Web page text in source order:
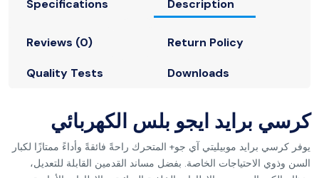
Description
Specifications
Return Policy
Reviews (0)
Downloads
Quality Tests
كرسي برايد ايجو بلس الكهربائي
يوفر كرسي برايد موبيليتي آي جو+ المتحرك راحةً فائقةً وأداءً ممتازًا لكبار
السن وذوي الاحتياجات الخاصة. بفضل مساند القدمين القابلة للتعديل،